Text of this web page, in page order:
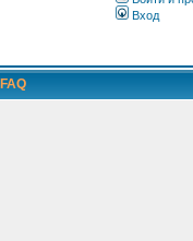
Вход
FAQ